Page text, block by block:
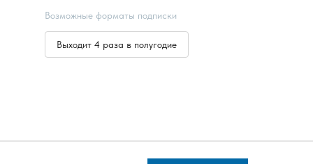
Возможные форматы подписки
Выходит 4 раза в полугодие